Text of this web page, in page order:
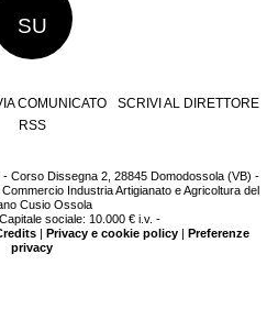
SU
COMUNICATO
SCRIVI AL DIRETTORE
RSS
Corso Dissegna 2, 28845 Domodossola (VB) -
Industria Artigianato e Agricoltura del
Cusio Ossola
sociale: 10.000 € i.v. -
| Privacy e cookie policy| Preferenze
privacy